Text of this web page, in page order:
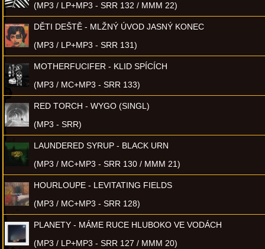
(MP3 / LP+MP3 - SRR 132 / MMM 22)
DĚTI DEŠTĚ - MLŽNÝ ÚVOD JASNÝ KONEC
(MP3 / LP+MP3 - SRR 131)
MOTHERFUCIFER - KLID SPÍCÍCH
(MP3 / MC+MP3 - SRR 133)
RED TORCH - WYGO (SINGL)
(MP3 - SRR)
LAUNDERED SYRUP - BLACK URN
(MP3 / MC+MP3 - SRR 130 / MMM 21)
HOURLOUPE - LEVITATING FIELDS
(MP3 / MC+MP3 - SRR 128)
PLANETY - MÁME RUCE HLUBOKO VE VODÁCH
(MP3 / LP+MP3 - SRR 127 / MMM 20)